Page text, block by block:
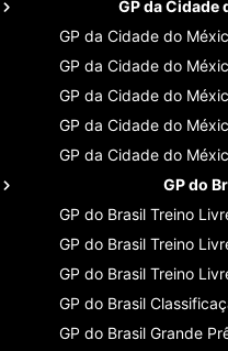
GP da Cidade
GP da Cidade do
GP da Cidade do
GP da Cidade do
GP da Cidade do
GP da Cidade do
GP do
GP do Brasil Treino
GP do Brasil Treino
GP do Brasil Treino
GP do Brasil
GP do Brasil Grande